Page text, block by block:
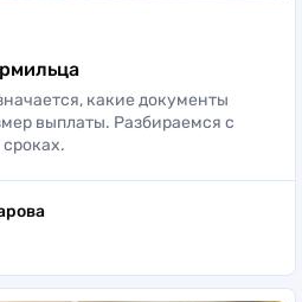
какие документы
выплаты. Разбираемся с